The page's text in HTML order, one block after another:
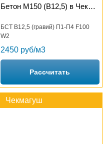
Бетон М150 (B12,5) в Чекмагуше
БСТ В12,5 (гравий) П1-П4 F100
W2
2450 руб/м3
Рассчитать
Чекмагуш